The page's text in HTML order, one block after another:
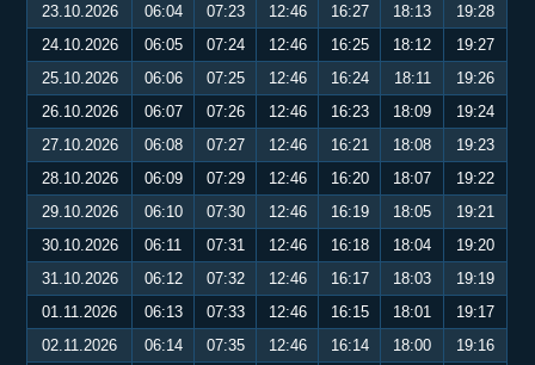
23.10.2026
06:04 07:23 12:46 16:27 18:13
19:28
24.10.2026
06:05 07:24 12:46 16:25 18:12
19:27
25.10.2026
06:06 07:25 12:46 16:24 18:11
19:26
26.10.2026
06:07 07:26 12:46 16:23 18:09
19:24
27.10.2026
06:08 07:27 12:46 16:21 18:08
19:23
28.10.2026
06:09 07:29 12:46 16:20 18:07
19:22
29.10.2026
06:10 07:30 12:46 16:19 18:05
19:21
30.10.2026
06:11 07:31 12:46 16:18 18:04
19:20
31.10.2026
06:12 07:32 12:46 16:17 18:03
19:19
01.11.2026
06:13 07:33 12:46 16:15 18:01
19:17
02.11.2026
06:14 07:35 12:46 16:14 18:00
19:16